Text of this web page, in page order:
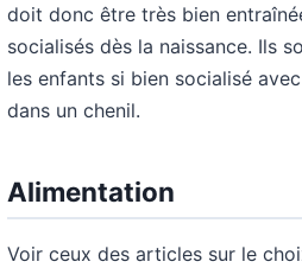
doit donc être très bien
socialisés dès la naissance. Ils
les enfants si bien socialisé
dans un chenil.
Alimentation
Voir ceux des articles sur le